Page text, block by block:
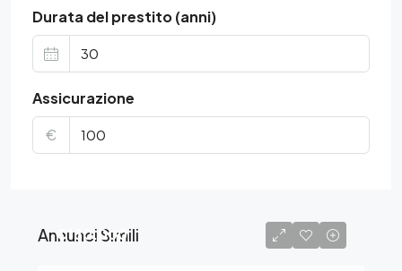
Durata del prestito (anni)
Assicurazione
€
Annunci Simili
€180.000